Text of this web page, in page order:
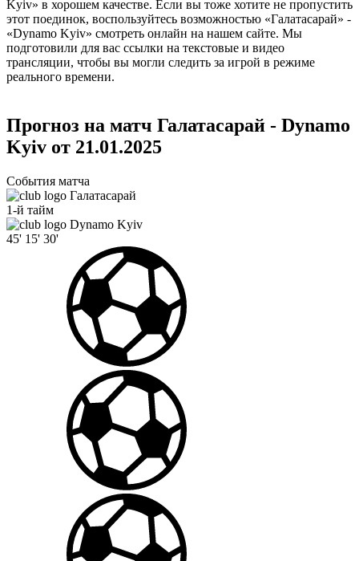
Kyiv» в хорошем качестве. Если вы тоже хотите не пропустить
этот поединок, воспользуйтесь возможностью «Галатасарай» -
«Dynamo Kyiv» смотреть онлайн на нашем сайте. Мы
подготовили для вас ссылки на текстовые и видео
трансляции, чтобы вы могли следить за игрой в режиме
реального времени.
Прогноз на матч Галатасарай - Dynamo
Kyiv от 21.01.2025
События матча
Галатасарай
1-й тайм
Dynamo Kyiv
45' 15' 30'